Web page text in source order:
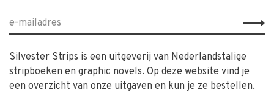
Silvester Strips is een uitgeverij van Nederlandstalige
stripboeken en graphic novels. Op deze website vind je
een overzicht van onze uitgaven en kun je ze bestellen.